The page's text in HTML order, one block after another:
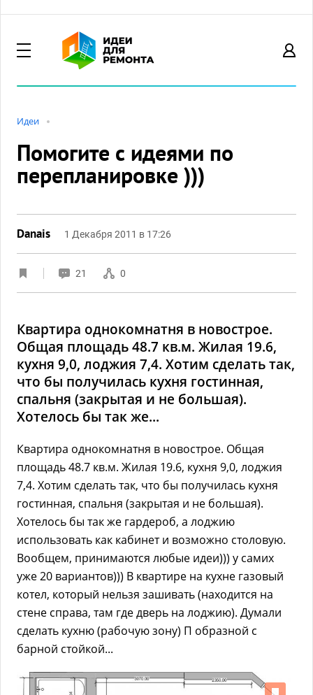
Идеи
Помогите с идеями по
перепланировке )))
Danais 1 Декабря 2011 в 17:26
21 0
Квартира однокомнатня в новострое.
Общая площадь 48.7 кв.м. Жилая 19.6,
кухня 9,0, лоджия 7,4. Хотим сделать так,
что бы получилась кухня гостинная,
спальня (закрытая и не большая).
Хотелось бы так же...
Квартира однокомнатня в новострое. Общая
площадь 48.7 кв.м. Жилая 19.6, кухня 9,0, лоджия
7,4. Хотим сделать так, что бы получилась кухня
гостинная, спальня (закрытая и не большая).
Хотелось бы так же гардероб, а лоджию
использовать как кабинет и возможно столовую.
Вообщем, принимаются любые идеи))) у самих
уже 20 вариантов))) В квартире на кухне газовый
котел, который нельзя зашивать (находится на
стене справа, там где дверь на лоджию). Думали
сделать кухню (рабочую зону) П образной с
барной стойкой...